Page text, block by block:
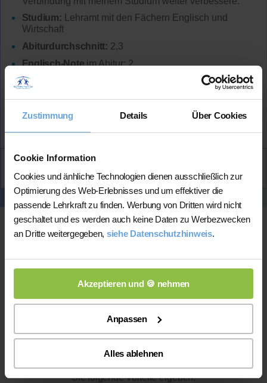
Zustimmung Details Über Cookies
Cookie Information
Cookies und änhliche Technologien dienen ausschließlich zur
Optimierung des Web-Erlebnisses und um effektiver die
passende Lehrkraft zu finden. Werbung von Dritten wird nicht
geschaltet und es werden auch keine Daten zu Werbezwecken
an Dritte weitergegeben, siehe Datenschutzhinweis.
Akzeptieren und 🍪 nehmen
Anpassen
Alles ablehnen
Studium: Lehramt mit den Fächern Englisch und
Wirtschaft
Abiturdurchschnitt: 2,3
Englisch-Noteim Abitur: 2
Lehrerfahrung:
3 Jahre Unterrichtserfahrung
Mehr Infos
David kontaktieren
Online-Unterricht
Bitte beachten Sie, dass wir fürOnline-Unterricht
200 bis 300 mal bessere Auswahl haben, wodurch sich für
Sie folgende Vorteile ergeben: